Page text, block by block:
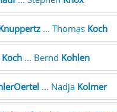
... Thomas Koch
Koch ... Bernd Kohlen
... Nadja Kolmer